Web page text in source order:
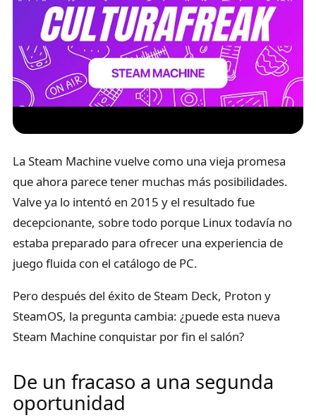
La Steam Machine vuelve como una vieja promesa
que ahora parece tener muchas más posibilidades.
Valve ya lo intentó en 2015 y el resultado fue
decepcionante, sobre todo porque Linux todavía no
estaba preparado para ofrecer una experiencia de
juego fluida con el catálogo de PC.
Pero después del éxito de Steam Deck, Proton y
SteamOS, la pregunta cambia: ¿puede esta nueva
Steam Machine conquistar por fin el salón?
De un fracaso a una segunda
oportunidad